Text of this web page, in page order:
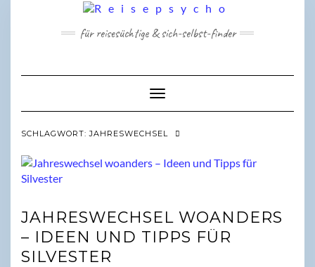
für reisesüchtige & sich-selbst-finder
Toggle Navigation
SCHLAGWORT:JAHRESWECHSEL
JAHRESWECHSEL WOANDERS
– IDEEN UND TIPPS FÜR
SILVESTER